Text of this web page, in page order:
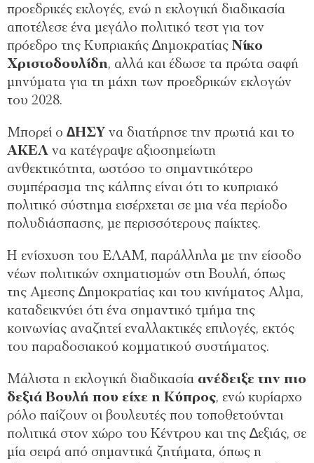
προεδρικές εκλογές, ενώ η εκλογική διαδικασία
αποτέλεσε ένα μεγάλο πολιτικό τεστ για τον
πρόεδρο της Κυπριακής ∆ημοκρατίας Νίκο
Χριστοδουλίδη, αλλά και έδωσε τα πρώτα σαφή
μηνύματα για τη μάχη των προεδρικών εκλογών
του 2028.
Μπορεί ο ∆ΗΣΥ να διατήρησε την πρωτιά και το
ΑΚΕΛ να κατέγραψε αξιοσημείωτη
ανθεκτικότητα, ωστόσο το σημαντικότερο
συμπέρασμα της κάλπης είναι ότι το κυπριακό
πολιτικό σύστημα εισέρχεται σε μια νέα περίοδο
πολυδιάσπασης, με περισσότερους παίκτες.
Η ενίσχυση του ΕΛΑΜ, παράλληλα με την είσοδο
νέων πολιτικών σχηματισμών στη Βουλή, όπως
της Αμεσης ∆ημοκρατίας και του κινήματος Αλμα,
καταδεικνύει ότι ένα σημαντικό τμήμα της
κοινωνίας αναζητεί εναλλακτικές επιλογές, εκτός
του παραδοσιακού κομματικού συστήματος.
Μάλιστα η εκλογική διαδικασία ανέδειξε την πιο
δεξιά Βουλή που είχε η Κύπρος, ενώ κυρίαρχο
ρόλο παίζουν οι βουλευτές που τοποθετούνται
πολιτικά στον χώρο του Κέντρου και της ∆εξιάς, σε
μία σειρά από σημαντικά ζητήματα, όπως η